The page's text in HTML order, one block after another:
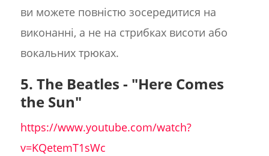
ви можете повністю зосередитися на
виконанні, а не на стрибках висоти або
вокальних трюках.
5. The Beatles - "Here Comes
the Sun"
https://www.youtube.com/watch?
v=KQetemT1sWc